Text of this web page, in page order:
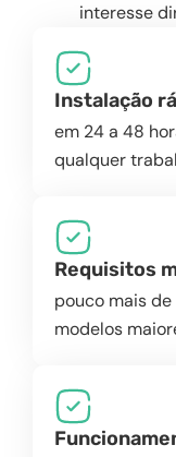
interesse
Instalação
em 24 a 48
qualquer
Requisitos
pouco mais
modelos